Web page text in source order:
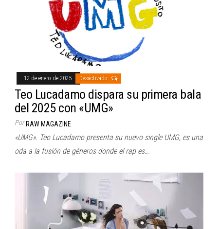
12 de enero de 2025 Desactivado
Teo Lucadamo dispara su primera bala
del 2025 con «UMG»
Por RAW MAGAZINE
«UMG». Teo Lucadamo presenta su nuevo single UMG, es una
oda a la fusión de géneros donde el rap es…